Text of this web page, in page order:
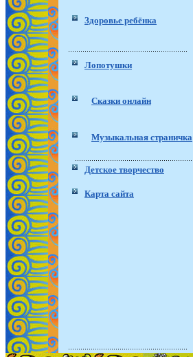
Здоровье ребёнка
Лопотушки
Сказки онлайн
Музыкальная страничка
Детское творчество
Карта сайта